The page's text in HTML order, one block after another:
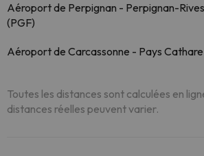
Aéroport de Perpignan - Perpignan-
(PGF)
Aéroport de Carcassonne - Pays
Toutes les distances sont calculées en
distances réelles peuvent varier.